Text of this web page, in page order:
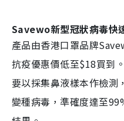
Savewo新型冠狀病毒快
產品由香港口罩品牌
抗疫優惠價低至$18買到
要以採集鼻液樣本作檢
變種病毒，準確度達至